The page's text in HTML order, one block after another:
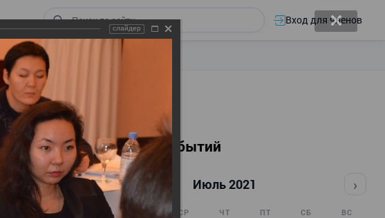
Вход для членов
Календарь событий
‹ Июль 2021 ›
ВТ СР ЧТ ПТ СБ ВС
слайдер